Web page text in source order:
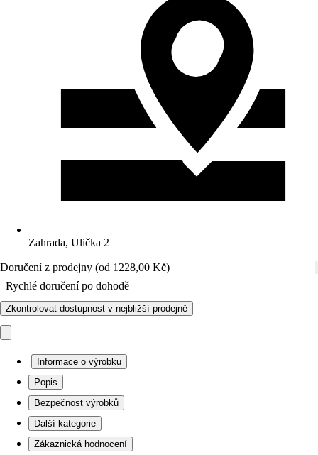
Zahrada, Ulička 2
Doručení z prodejny (od 1228,00 Kč)
Rychlé doručení po dohodě
Zkontrolovat dostupnost v nejbližší prodejně
Informace o výrobku
Popis
Bezpečnost výrobků
Další kategorie
Zákaznická hodnocení